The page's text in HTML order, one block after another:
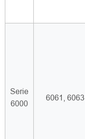
Serie
6000
6061, 6063